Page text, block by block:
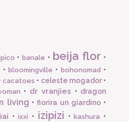
•banale • beija flor •
• bloomingville • bohonomad •
cacatoes • celeste mogador•
• dr vranjies • dragon
living • fiorira un giardino•
•ixxi • izipizi •kashura •